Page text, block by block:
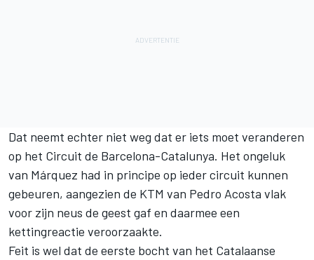
Dat neemt echter niet weg dat er iets moet veranderen
op het Circuit de Barcelona-Catalunya. Het ongeluk
van Márquez had in principe op ieder circuit kunnen
gebeuren, aangezien de KTM van Pedro Acosta vlak
voor zijn neus de geest gaf en daarmee een
kettingreactie veroorzaakte.
Feit is wel dat de eerste bocht van het Catalaanse